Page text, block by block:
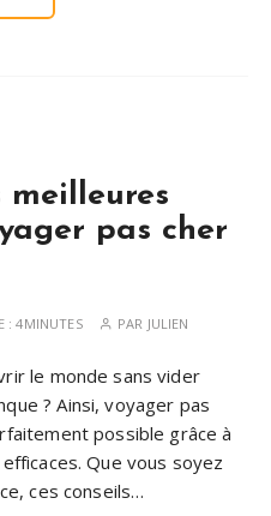
meilleures
pas cher
:4MINUTES PAR JULIEN
le monde sans vider
? Ainsi, voyager pas
possible grâce à
Que vous soyez
ces conseils…